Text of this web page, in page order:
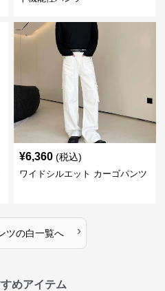
¥6,360 (税込)
ワイドシルエット カーゴパンツ
ツの白一覧へ ›
めアイテム